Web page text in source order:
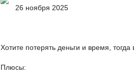
26 ноября 2025
Хотите потерять деньги и время,
Плюсы: